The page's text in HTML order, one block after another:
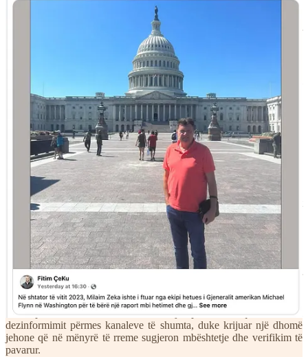
Fakti që zoti Çeku e bën këtë nën flamurin e rremë të gazetarisë e
bën edhe më të rëndë. Nuk ka asnjë regjistrim faktik të
verifikueshëm që e dëshmon se zt Çeku është gazetar apo ka punuar
ndonjëher si i tillë, me asnjë mbikëqyrje redaksionale të besueshme
dhe asnjë respektim të standardeve profesionale për verifikimin e
fakteve apo referimin e burimeve. Personaliteti i tij online nuk
funksionon si reporter, por si një mjet shtrembërimi, një përhapës i
përshtatshëm për narrativat e atyre që më së shumti i tremben
përgjegjësisë e të vërtetës.
Koha e ndërhyrjes së tij më të fundit është gjithashtu domethënëse.
Rrjeti Zeka-Sahitaj po përballet me ekspozim në rritje. Agjencitë
ndërkombëtare të zbatimit të ligjit dhe të inteligjencës janë tashmë
më të vetëdijshme se kurrë për shkallën e kësaj makinerie
dezinformimi. Dhe
The Gunpowder Chronicles ka premtuar të
vazhdojë me fazat e ardhshme të nxjerrjes së artikujve me gjetje të
pakontestueshme hulumtuese, të cilat do t’i zbulojnë edhe shtresat
më të thella të ndërhyrjes së huaj dhebashkëpunimit vendas.
Varësia e ndërsjellë mes zotit Çeku dhe zotit Zeka nuk është as
rastësore, as e padëmshme; ajo përbën një mekanizëm thelbësor të
këtij ekosistemi dezinformues. Siç dokumentohet në pamjen e parë,
zoti Zeka shpesh i përhap postimet e zotit Çeku, duke ripublikuar
narrativat e tij për një audiencë më të gjerë dhe duke u dhënë atyre
një fasadë të rreme legjitimiteti. Këtu nuk kemi të bëjmë me një
ndërveprim të rastësishëm: është një pastrim i qëllimshëm i
dezinformimit përmes kanaleve të shumta, duke krijuar një dhomë
jehone që në mënyrë të rreme sugjeron mbështetje dhe verifikim të
pavarur.